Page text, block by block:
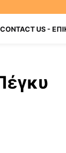
CONTACT US -